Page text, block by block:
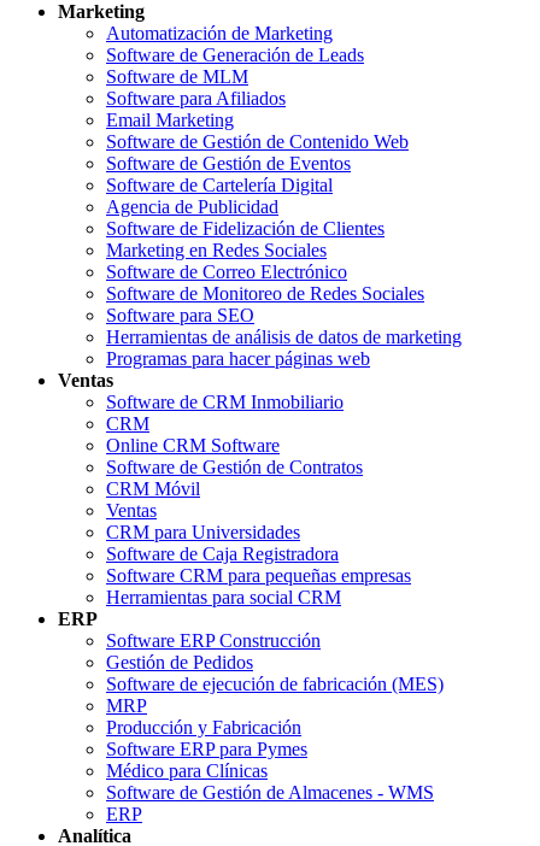
Marketing
Automatización de Marketing
Software de Generación de Leads
Software de MLM
Software para Afiliados
Email Marketing
Software de Gestión de Contenido Web
Software de Gestión de Eventos
Software de Cartelería Digital
Agencia de Publicidad
Software de Fidelización de Clientes
Marketing en Redes Sociales
Software de Correo Electrónico
Software de Monitoreo de Redes Sociales
Software para SEO
Herramientas de análisis de datos de marketing
Programas para hacer páginas web
Ventas
Software de CRM Inmobiliario
CRM
Online CRM Software
Software de Gestión de Contratos
CRM Móvil
Ventas
CRM para Universidades
Software de Caja Registradora
Software CRM para pequeñas empresas
Herramientas para social CRM
ERP
Software ERP Construcción
Gestión de Pedidos
Software de ejecución de fabricación (MES)
MRP
Producción y Fabricación
Software ERP para Pymes
Médico para Clínicas
Software de Gestión de Almacenes - WMS
ERP
Analítica